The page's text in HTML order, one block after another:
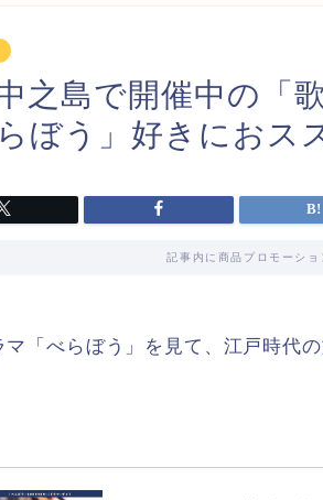
之島で開催中の「
らぼう」好きにおス
記事内に商品プロモーシ
マ「べらぼう」を見て、江戸時代